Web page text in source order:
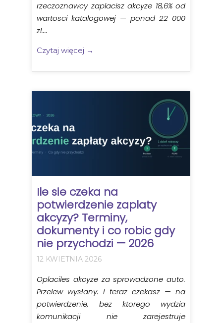
rzeczoznawcy zaplacisz akcyze 18,6% od
wartosci katalogowej — ponad 22 000
zl....
Czytaj więcej →
Ile sie czeka na
potwierdzenie zaplaty
akcyzy? Terminy,
dokumenty i co robic gdy
nie przychodzi — 2026
12 KWIETNIA 2026
Oplaciles akcyze za sprowadzone auto.
Przelew wysłany. I teraz czekasz — na
potwierdzenie, bez ktorego wydzia
komunikacji nie zarejestruje